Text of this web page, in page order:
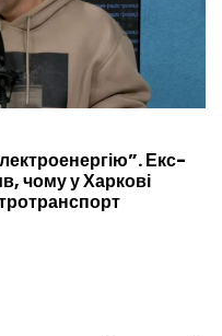
Екс-
чому у Харкові